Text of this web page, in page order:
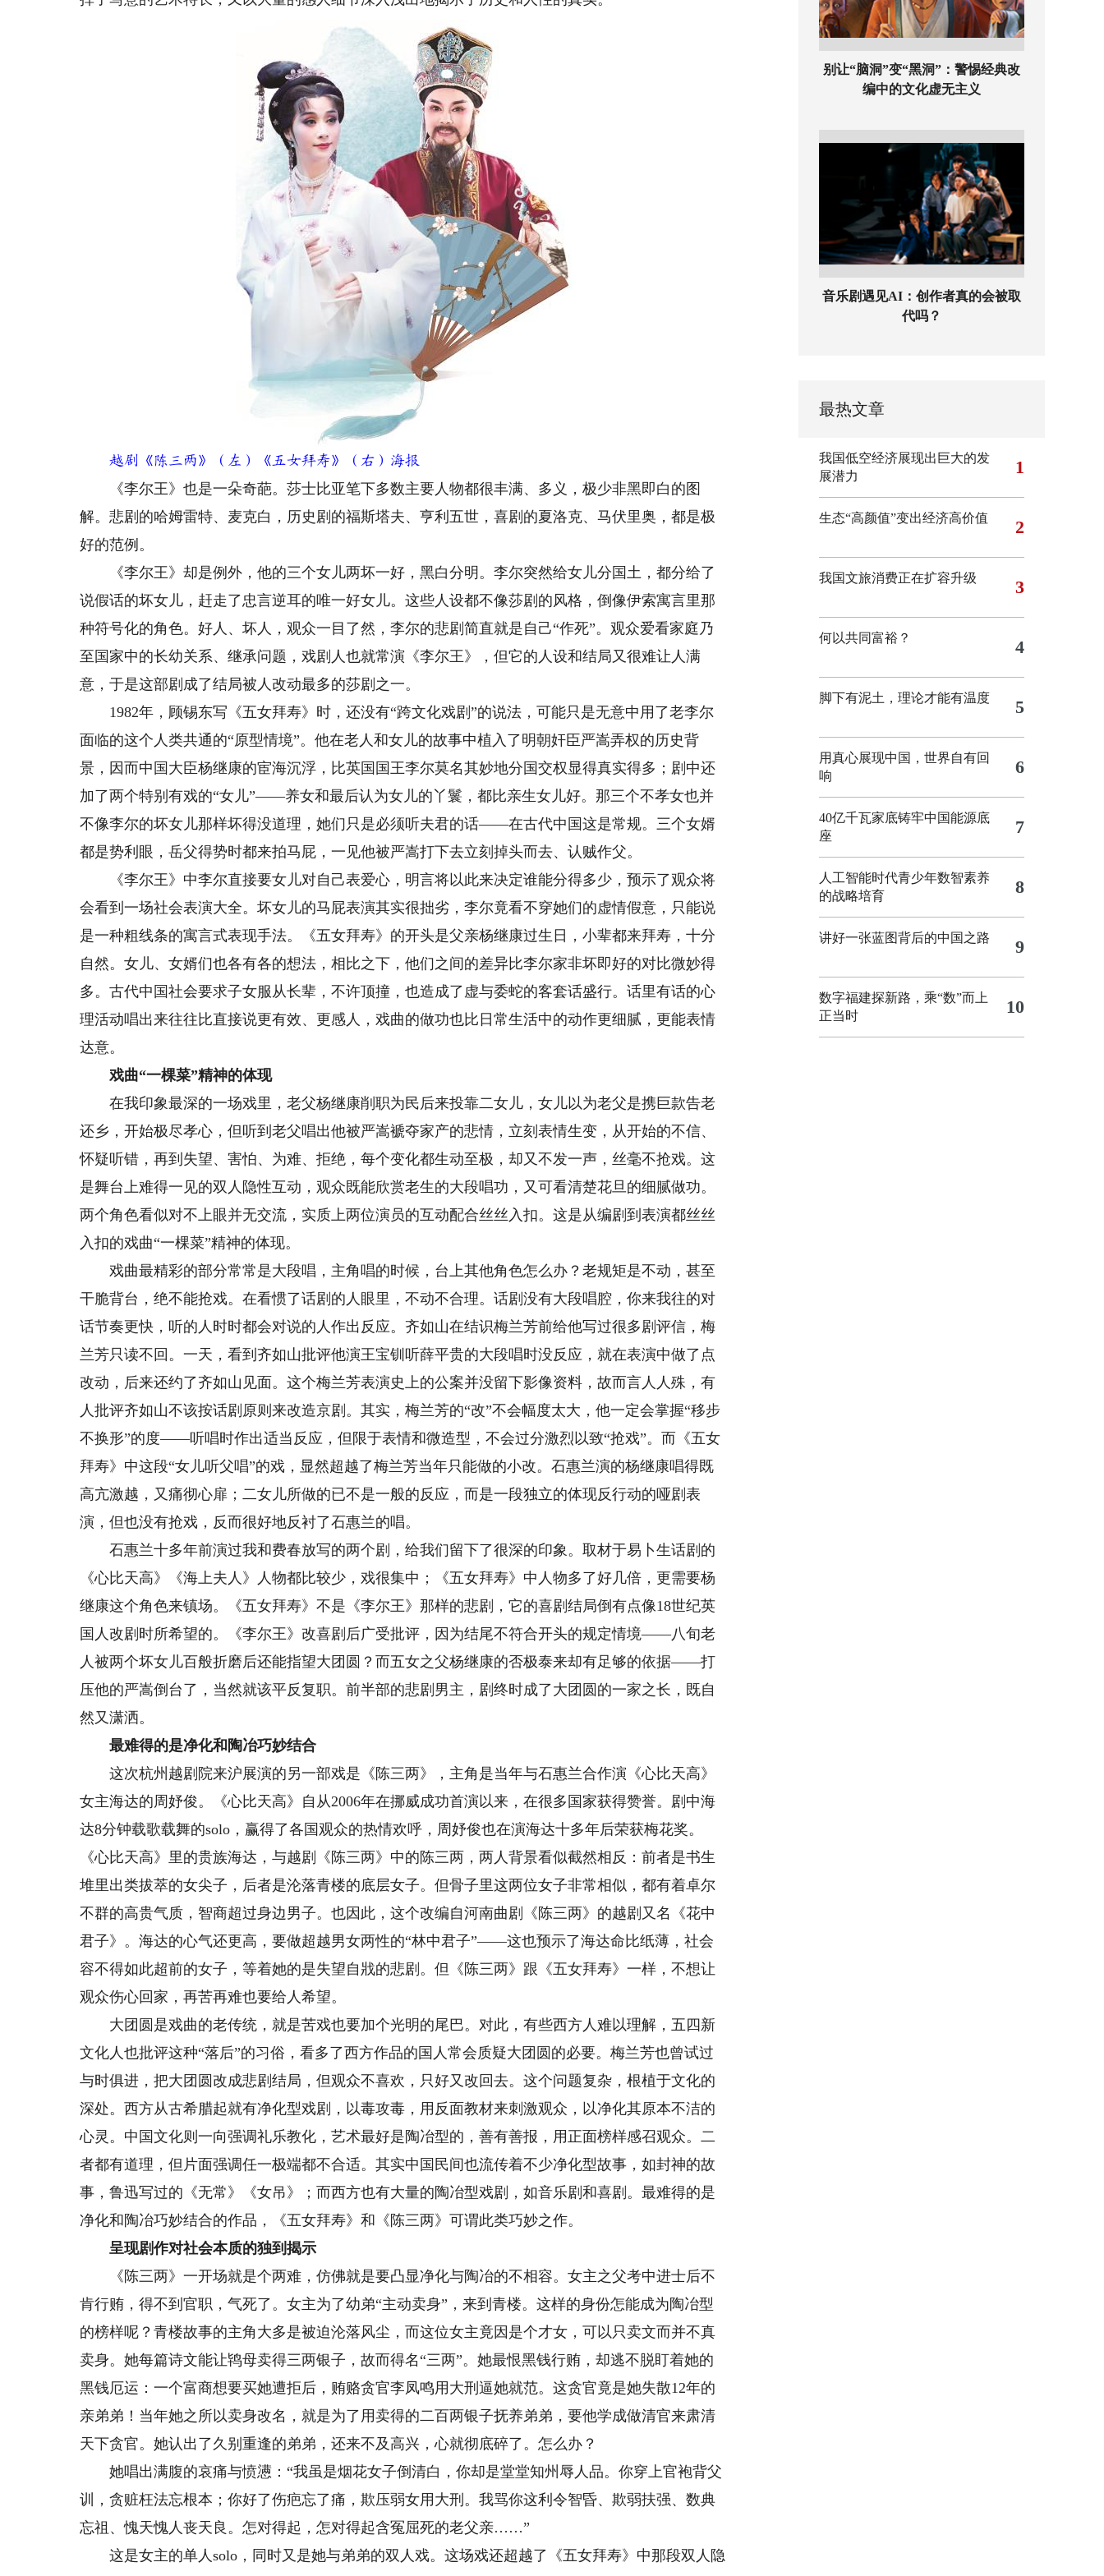
越剧《陈三两》（左）《五女拜寿》（右）海报
《李尔王》也是一朵奇葩。莎士比亚笔下多数主要人物都很丰满、多义，极少非黑即白的图
解。悲剧的哈姆雷特、麦克白，历史剧的福斯塔夫、亨利五世，喜剧的夏洛克、马伏里奥，都是极
好的范例。
《李尔王》却是例外，他的三个女儿两坏一好，黑白分明。李尔突然给女儿分国土，都分给了
说假话的坏女儿，赶走了忠言逆耳的唯一好女儿。这些人设都不像莎剧的风格，倒像伊索寓言里那
种符号化的角色。好人、坏人，观众一目了然，李尔的悲剧简直就是自己“作死”。观众爱看家庭乃
至国家中的长幼关系、继承问题，戏剧人也就常演《李尔王》，但它的人设和结局又很难让人满
意，于是这部剧成了结局被人改动最多的莎剧之一。
1982年，顾锡东写《五女拜寿》时，还没有“跨文化戏剧”的说法，可能只是无意中用了老李尔
面临的这个人类共通的“原型情境”。他在老人和女儿的故事中植入了明朝奸臣严嵩弄权的历史背
景，因而中国大臣杨继康的宦海沉浮，比英国国王李尔莫名其妙地分国交权显得真实得多；剧中还
加了两个特别有戏的“女儿”——养女和最后认为女儿的丫鬟，都比亲生女儿好。那三个不孝女也并
不像李尔的坏女儿那样坏得没道理，她们只是必须听夫君的话——在古代中国这是常规。三个女婿
都是势利眼，岳父得势时都来拍马屁，一见他被严嵩打下去立刻掉头而去、认贼作父。
《李尔王》中李尔直接要女儿对自己表爱心，明言将以此来决定谁能分得多少，预示了观众将
会看到一场社会表演大全。坏女儿的马屁表演其实很拙劣，李尔竟看不穿她们的虚情假意，只能说
是一种粗线条的寓言式表现手法。《五女拜寿》的开头是父亲杨继康过生日，小辈都来拜寿，十分
自然。女儿、女婿们也各有各的想法，相比之下，他们之间的差异比李尔家非坏即好的对比微妙得
多。古代中国社会要求子女服从长辈，不许顶撞，也造成了虚与委蛇的客套话盛行。话里有话的心
理活动唱出来往往比直接说更有效、更感人，戏曲的做功也比日常生活中的动作更细腻，更能表情
达意。
戏曲“一棵菜”精神的体现
在我印象最深的一场戏里，老父杨继康削职为民后来投靠二女儿，女儿以为老父是携巨款告老
还乡，开始极尽孝心，但听到老父唱出他被严嵩褫夺家产的悲情，立刻表情生变，从开始的不信、
怀疑听错，再到失望、害怕、为难、拒绝，每个变化都生动至极，却又不发一声，丝毫不抢戏。这
是舞台上难得一见的双人隐性互动，观众既能欣赏老生的大段唱功，又可看清楚花旦的细腻做功。
两个角色看似对不上眼并无交流，实质上两位演员的互动配合丝丝入扣。这是从编剧到表演都丝丝
入扣的戏曲“一棵菜”精神的体现。
戏曲最精彩的部分常常是大段唱，主角唱的时候，台上其他角色怎么办？老规矩是不动，甚至
干脆背台，绝不能抢戏。在看惯了话剧的人眼里，不动不合理。话剧没有大段唱腔，你来我往的对
话节奏更快，听的人时时都会对说的人作出反应。齐如山在结识梅兰芳前给他写过很多剧评信，梅
兰芳只读不回。一天，看到齐如山批评他演王宝钏听薛平贵的大段唱时没反应，就在表演中做了点
改动，后来还约了齐如山见面。这个梅兰芳表演史上的公案并没留下影像资料，故而言人人殊，有
人批评齐如山不该按话剧原则来改造京剧。其实，梅兰芳的“改”不会幅度太大，他一定会掌握“移步
不换形”的度——听唱时作出适当反应，但限于表情和微造型，不会过分激烈以致“抢戏”。而《五女
拜寿》中这段“女儿听父唱”的戏，显然超越了梅兰芳当年只能做的小改。石惠兰演的杨继康唱得既
高亢激越，又痛彻心扉；二女儿所做的已不是一般的反应，而是一段独立的体现反行动的哑剧表
演，但也没有抢戏，反而很好地反衬了石惠兰的唱。
石惠兰十多年前演过我和费春放写的两个剧，给我们留下了很深的印象。取材于易卜生话剧的
《心比天高》《海上夫人》人物都比较少，戏很集中；《五女拜寿》中人物多了好几倍，更需要杨
继康这个角色来镇场。《五女拜寿》不是《李尔王》那样的悲剧，它的喜剧结局倒有点像18世纪英
国人改剧时所希望的。《李尔王》改喜剧后广受批评，因为结尾不符合开头的规定情境——八旬老
人被两个坏女儿百般折磨后还能指望大团圆？而五女之父杨继康的否极泰来却有足够的依据——打
压他的严嵩倒台了，当然就该平反复职。前半部的悲剧男主，剧终时成了大团圆的一家之长，既自
然又潇洒。
最难得的是净化和陶冶巧妙结合
这次杭州越剧院来沪展演的另一部戏是《陈三两》，主角是当年与石惠兰合作演《心比天高》
女主海达的周妤俊。《心比天高》自从2006年在挪威成功首演以来，在很多国家获得赞誉。剧中海
达8分钟载歌载舞的solo，赢得了各国观众的热情欢呼，周妤俊也在演海达十多年后荣获梅花奖。
《心比天高》里的贵族海达，与越剧《陈三两》中的陈三两，两人背景看似截然相反：前者是书生
堆里出类拔萃的女尖子，后者是沦落青楼的底层女子。但骨子里这两位女子非常相似，都有着卓尔
不群的高贵气质，智商超过身边男子。也因此，这个改编自河南曲剧《陈三两》的越剧又名《花中
君子》。海达的心气还更高，要做超越男女两性的“林中君子”——这也预示了海达命比纸薄，社会
容不得如此超前的女子，等着她的是失望自戕的悲剧。但《陈三两》跟《五女拜寿》一样，不想让
观众伤心回家，再苦再难也要给人希望。
大团圆是戏曲的老传统，就是苦戏也要加个光明的尾巴。对此，有些西方人难以理解，五四新
文化人也批评这种“落后”的习俗，看多了西方作品的国人常会质疑大团圆的必要。梅兰芳也曾试过
与时俱进，把大团圆改成悲剧结局，但观众不喜欢，只好又改回去。这个问题复杂，根植于文化的
深处。西方从古希腊起就有净化型戏剧，以毒攻毒，用反面教材来刺激观众，以净化其原本不洁的
心灵。中国文化则一向强调礼乐教化，艺术最好是陶冶型的，善有善报，用正面榜样感召观众。二
者都有道理，但片面强调任一极端都不合适。其实中国民间也流传着不少净化型故事，如封神的故
事，鲁迅写过的《无常》《女吊》；而西方也有大量的陶冶型戏剧，如音乐剧和喜剧。最难得的是
净化和陶冶巧妙结合的作品，《五女拜寿》和《陈三两》可谓此类巧妙之作。
呈现剧作对社会本质的独到揭示
《陈三两》一开场就是个两难，仿佛就是要凸显净化与陶冶的不相容。女主之父考中进士后不
肯行贿，得不到官职，气死了。女主为了幼弟“主动卖身”，来到青楼。这样的身份怎能成为陶冶型
的榜样呢？青楼故事的主角大多是被迫沦落风尘，而这位女主竟因是个才女，可以只卖文而并不真
卖身。她每篇诗文能让鸨母卖得三两银子，故而得名“三两”。她最恨黑钱行贿，却逃不脱盯着她的
黑钱厄运：一个富商想要买她遭拒后，贿赂贪官李凤鸣用大刑逼她就范。这贪官竟是她失散12年的
亲弟弟！当年她之所以卖身改名，就是为了用卖得的二百两银子抚养弟弟，要他学成做清官来肃清
天下贪官。她认出了久别重逢的弟弟，还来不及高兴，心就彻底碎了。怎么办？
她唱出满腹的哀痛与愤懑：“我虽是烟花女子倒清白，你却是堂堂知州辱人品。你穿上官袍背父
训，贪赃枉法忘根本；你好了伤疤忘了痛，欺压弱女用大刑。我骂你这利令智昏、欺弱扶强、数典
忘祖、愧天愧人丧天良。怎对得起，怎对得起含冤屈死的老父亲……”
这是女主的单人solo，同时又是她与弟弟的双人戏。这场戏还超越了《五女拜寿》中那段双人隐
别让“脑洞”变“黑洞”：警惕经典改
编中的文化虚无主义
音乐剧遇见AI：创作者真的会被取
代吗？
最热文章
我国低空经济展现出巨大的发
展潜力
1
生态“高颜值”变出经济高价值 2
我国文旅消费正在扩容升级 3
何以共同富裕？ 4
脚下有泥土，理论才能有温度 5
用真心展现中国，世界自有回
响
6
40亿千瓦家底铸牢中国能源底
座
7
人工智能时代青少年数智素养
的战略培育
8
讲好一张蓝图背后的中国之路 9
数字福建探新路，乘“数”而上
正当时
10